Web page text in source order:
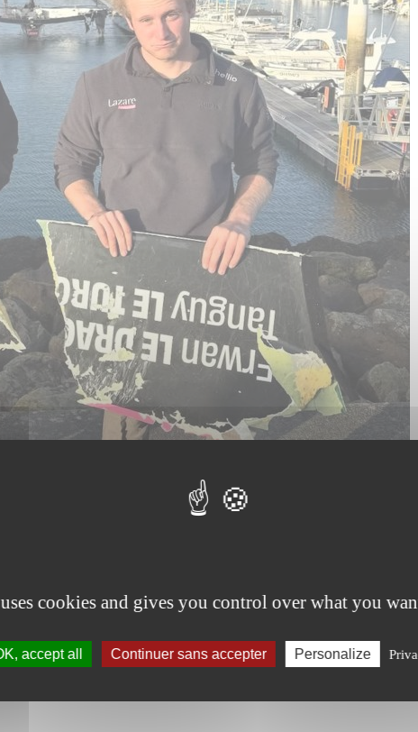
cookies and gives you control over what you
accept all Continuer sans accepter Personalize